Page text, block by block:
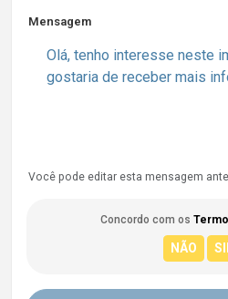
Mensagem
Você pode editar esta mensagem
Concordo com os